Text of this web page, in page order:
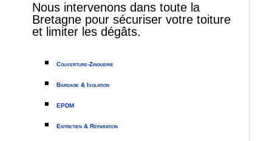
Nous intervenons dans toute la
Bretagne pour sécuriser votre toiture
et limiter les dégâts.
Couverture-Zinguerie
Bardage & Isolation
EPDM
Entretien & Réparation